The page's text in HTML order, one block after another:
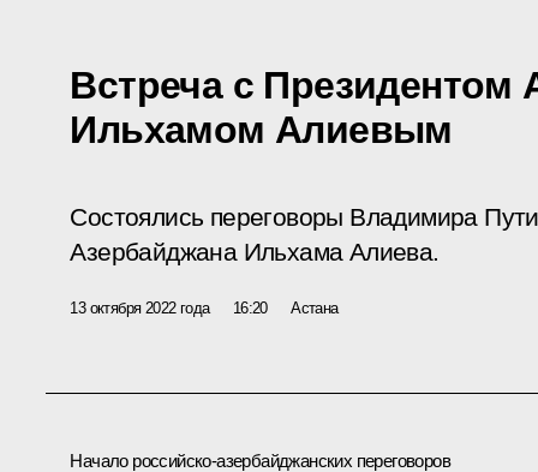
Встреча с Президентом
Ильхамом Алиевым
Состоялись переговоры Владимира
Азербайджана Ильхама Алиева.
13 октября 2022 года 16:20 Астана
Начало российско-азербайджанских переговоров